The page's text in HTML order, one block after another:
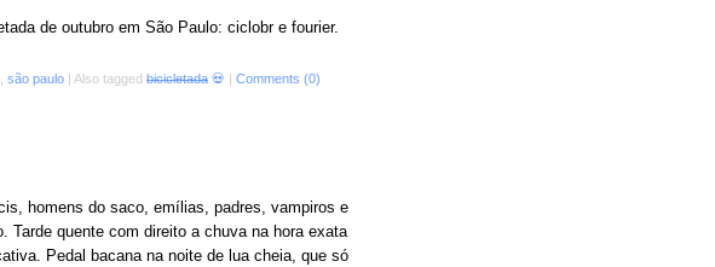
de outubro em São Paulo: ciclobr e fourier.
são paulo | Also tagged bicicletada 💀 | Comments (0)
homens do saco, emílias, padres, vampiros e
Tarde quente com direito a chuva na hora exata
Pedal bacana na noite de lua cheia, que só